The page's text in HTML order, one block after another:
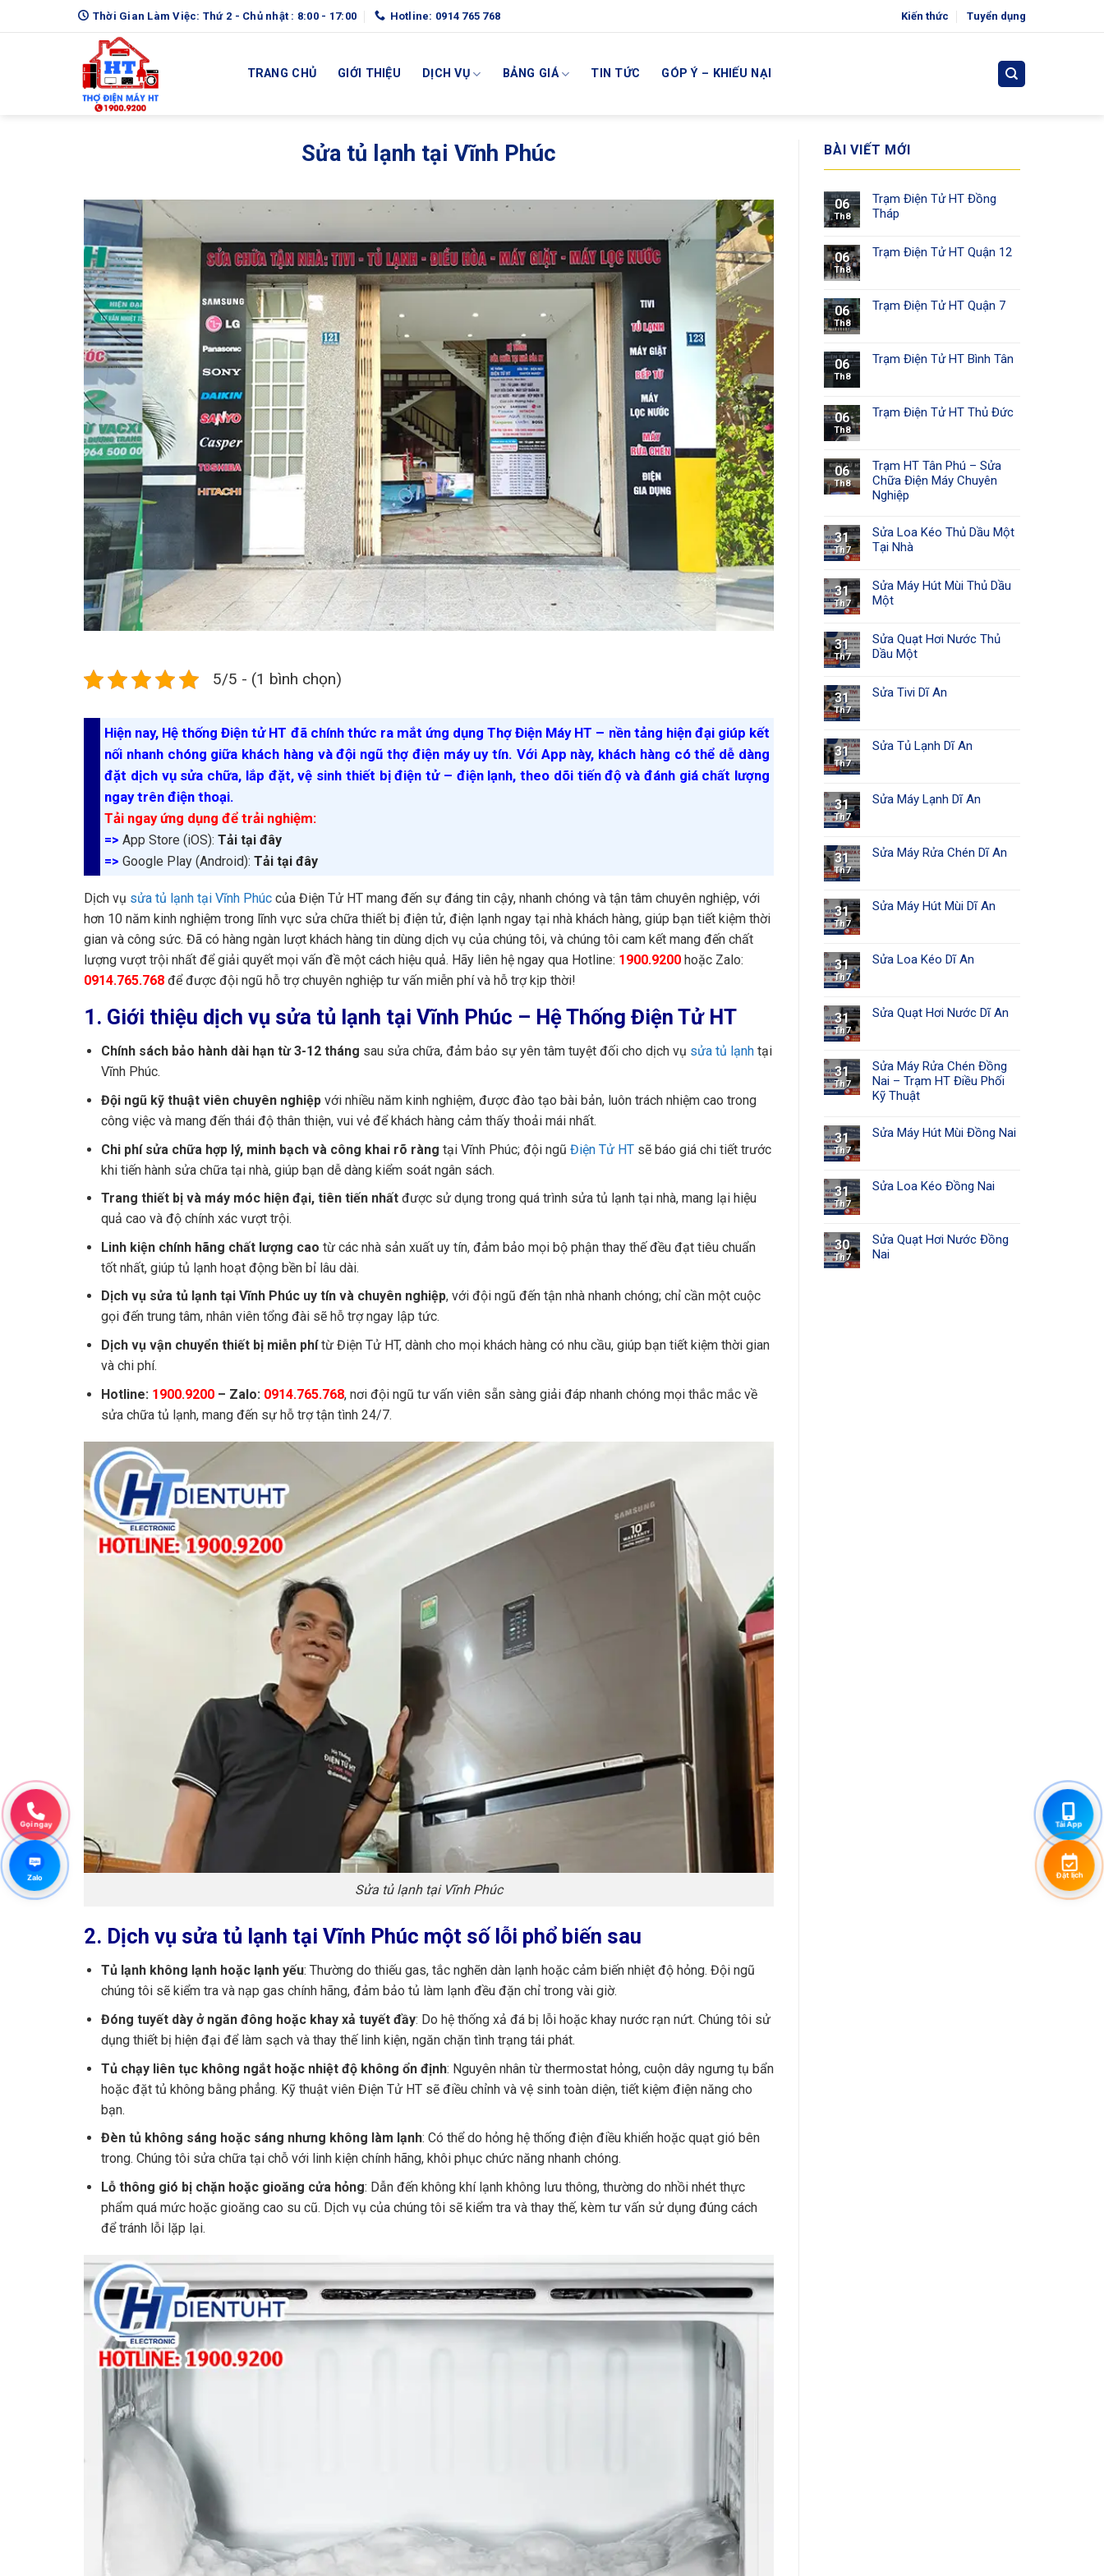
to
Thời Gian Làm Việc: Thứ 2 - Chủ nhật : 8:00 - 17:00 Hotline: 0914 765 768 Kiến thức Tuyển dụng
TRANG CHỦ GIỚI THIỆU DỊCH VỤ BẢNG GIÁ TIN TỨC GÓP Ý – KHIẾU NẠI
Sửa tủ lạnh tại Vĩnh Phúc
5/5 - (1 bình chọn)
Hiện nay, Hệ thống Điện tử HT đã chính thức ra mắt ứng dụng Thợ Điện Máy HT – nền tảng hiện đại giúp kết
nối nhanh chóng giữa khách hàng và đội ngũ thợ điện máy uy tín. Với App này, khách hàng có thể dễ dàng
đặt dịch vụ sửa chữa, lắp đặt, vệ sinh thiết bị điện tử – điện lạnh, theo dõi tiến độ và đánh giá chất lượng
ngay trên điện thoại.
Tải ngay ứng dụng để trải nghiệm:
=> App Store (iOS): Tải tại đây
=> Google Play (Android): Tải tại đây
Dịch vụ sửa tủ lạnh tại Vĩnh Phúc của Điện Tử HT mang đến sự đáng tin cậy, nhanh chóng và tận tâm chuyên nghiệp, với
hơn 10 năm kinh nghiệm trong lĩnh vực sửa chữa thiết bị điện tử, điện lạnh ngay tại nhà khách hàng, giúp bạn tiết kiệm thời
gian và công sức. Đã có hàng ngàn lượt khách hàng tin dùng dịch vụ của chúng tôi, và chúng tôi cam kết mang đến chất
lượng vượt trội nhất để giải quyết mọi vấn đề một cách hiệu quả. Hãy liên hệ ngay qua Hotline: 1900.9200 hoặc Zalo:
0914.765.768 để được đội ngũ hỗ trợ chuyên nghiệp tư vấn miễn phí và hỗ trợ kịp thời!
1. Giới thiệu dịch vụ sửa tủ lạnh tại Vĩnh Phúc – Hệ Thống Điện Tử HT
Chính sách bảo hành dài hạn từ 3-12 tháng sau sửa chữa, đảm bảo sự yên tâm tuyệt đối cho dịch vụ sửa tủ lạnhtại
Vĩnh Phúc.
Đội ngũ kỹ thuật viên chuyên nghiệpvới nhiều năm kinh nghiệm, được đào tạo bài bản, luôn trách nhiệm cao trong
công việc và mang đến thái độ thân thiện, vui vẻ để khách hàng cảm thấy thoải mái nhất.
Chi phí sửa chữa hợp lý, minh bạch và công khai rõ ràng tại Vĩnh Phúc; đội ngũ Điện Tử HTsẽ báo giá chi tiết trước
khi tiến hành sửa chữa tại nhà, giúp bạn dễ dàng kiểm soát ngân sách.
Trang thiết bị và máy móc hiện đại, tiên tiến nhấtđược sử dụng trong quá trình sửa tủ lạnh tại nhà, mang lại hiệu
quả cao và độ chính xác vượt trội.
Linh kiện chính hãng chất lượng cao từ các nhà sản xuất uy tín, đảm bảo mọi bộ phận thay thế đều đạt tiêu chuẩn
tốt nhất, giúp tủ lạnh hoạt động bền bỉ lâu dài.
Dịch vụ sửa tủ lạnh tại Vĩnh Phúc uy tín và chuyên nghiệp, với đội ngũ đến tận nhà nhanh chóng; chỉ cần một cuộc
gọi đến trung tâm, nhân viên tổng đài sẽ hỗ trợ ngay lập tức.
Dịch vụ vận chuyển thiết bị miễn phítừ Điện Tử HT, dành cho mọi khách hàng có nhu cầu, giúp bạn tiết kiệm thời gian
và chi phí.
Hotline: 1900.9200– Zalo: 0914.765.768, nơi đội ngũ tư vấn viên sẵn sàng giải đáp nhanh chóng mọi thắc mắc về
sửa chữa tủ lạnh, mang đến sự hỗ trợ tận tình 24/7.
Sửa tủ lạnh tại Vĩnh Phúc
2. Dịch vụ sửa tủ lạnh tại Vĩnh Phúc một số lỗi phổ biến sau
Tủ lạnh không lạnh hoặc lạnh yếu: Thường do thiếu gas, tắc nghẽn dàn lạnh hoặc cảm biến nhiệt độ hỏng. Đội ngũ
chúng tôi sẽ kiểm tra và nạp gas chính hãng, đảm bảo tủ làm lạnh đều đặn chỉ trong vài giờ.
Đóng tuyết dày ở ngăn đông hoặc khay xả tuyết đầy: Do hệ thống xả đá bị lỗi hoặc khay nước rạn nứt. Chúng tôi sử
dụng thiết bị hiện đại để làm sạch và thay thế linh kiện, ngăn chặn tình trạng tái phát.
Tủ chạy liên tục không ngắt hoặc nhiệt độ không ổn định: Nguyên nhân từ thermostat hỏng, cuộn dây ngưng tụ bẩn
hoặc đặt tủ không bằng phẳng. Kỹ thuật viên Điện Tử HT sẽ điều chỉnh và vệ sinh toàn diện, tiết kiệm điện năng cho
bạn.
Đèn tủ không sáng hoặc sáng nhưng không làm lạnh: Có thể do hỏng hệ thống điện điều khiển hoặc quạt gió bên
trong. Chúng tôi sửa chữa tại chỗ với linh kiện chính hãng, khôi phục chức năng nhanh chóng.
Lỗ thông gió bị chặn hoặc gioăng cửa hỏng: Dẫn đến không khí lạnh không lưu thông, thường do nhồi nhét thực
phẩm quá mức hoặc gioăng cao su cũ. Dịch vụ của chúng tôi sẽ kiểm tra và thay thế, kèm tư vấn sử dụng đúng cách
để tránh lỗi lặp lại.
BÀI VIẾT MỚI
06
Th8
Trạm Điện Tử HT Đồng
Tháp
06
Th8
Trạm Điện Tử HT Quận 12
06
Th8
Trạm Điện Tử HT Quận 7
06
Th8
Trạm Điện Tử HT Bình Tân
06
Th8
Trạm Điện Tử HT Thủ Đức
06
Th8
Trạm HT Tân Phú – Sửa
Chữa Điện Máy Chuyên
Nghiệp
31
Th7
Sửa Loa Kéo Thủ Dầu Một
Tại Nhà
31
Th7
Sửa Máy Hút Mùi Thủ Dầu
Một
31
Th7
Sửa Quạt Hơi Nước Thủ
Dầu Một
31
Th7
Sửa Tivi Dĩ An
31
Th7
Sửa Tủ Lạnh Dĩ An
31
Th7
Sửa Máy Lạnh Dĩ An
31
Th7
Sửa Máy Rửa Chén Dĩ An
31
Th7
Sửa Máy Hút Mùi Dĩ An
31
Th7
Sửa Loa Kéo Dĩ An
31
Th7
Sửa Quạt Hơi Nước Dĩ An
31
Th7
Sửa Máy Rửa Chén Đồng
Nai – Trạm HT Điều Phối
Kỹ Thuật
31
Th7
Sửa Máy Hút Mùi Đồng Nai
31
Th7
Sửa Loa Kéo Đồng Nai
30
Th7
Sửa Quạt Hơi Nước Đồng
Nai
Gọi ngay
Zalo
Zalo
Tải App
Đặt lịch